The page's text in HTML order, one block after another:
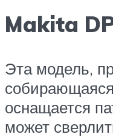
Makita
Эта модель,
оснащается
может